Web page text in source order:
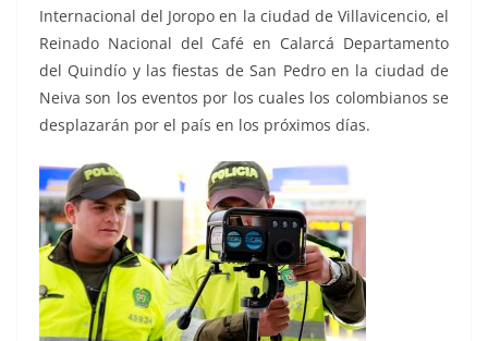
Internacional del Joropo en la ciudad de Villavicencio, el
Reinado Nacional del Café en Calarcá Departamento
del Quindío y las fiestas de San Pedro en la ciudad de
Neiva son los eventos por los cuales los colombianos se
desplazarán por el país en los próximos días.